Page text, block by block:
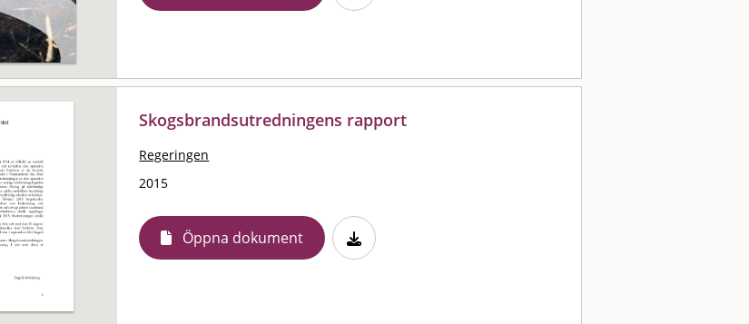
Skogsbrandsutredningens rapport
Regeringen
2015
Öppna dokument